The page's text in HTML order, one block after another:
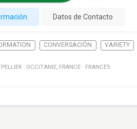
Datos de Contacto
CONVERSACIÓN VARIETY
· OCCITANIE, FRANCE · FRANCÉS